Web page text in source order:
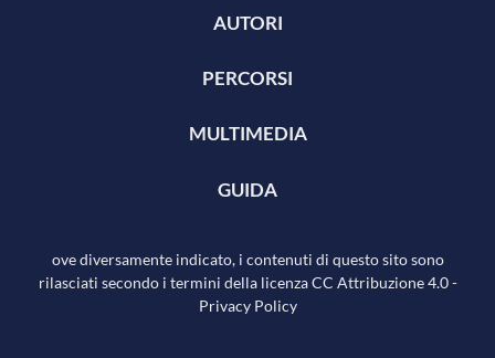
AUTORI
PERCORSI
MULTIMEDIA
GUIDA
ove diversamente indicato, i contenuti di questo sito sono
rilasciati secondo i termini della licenza CC Attribuzione 4.0-
Privacy Policy